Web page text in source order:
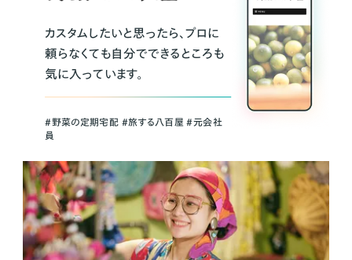
カスタムしたいと思ったら、プロに
頼らなくても自分でできるところも
気に入っています。
＃野菜の定期宅配 ＃旅する八百屋 ＃元会社
員